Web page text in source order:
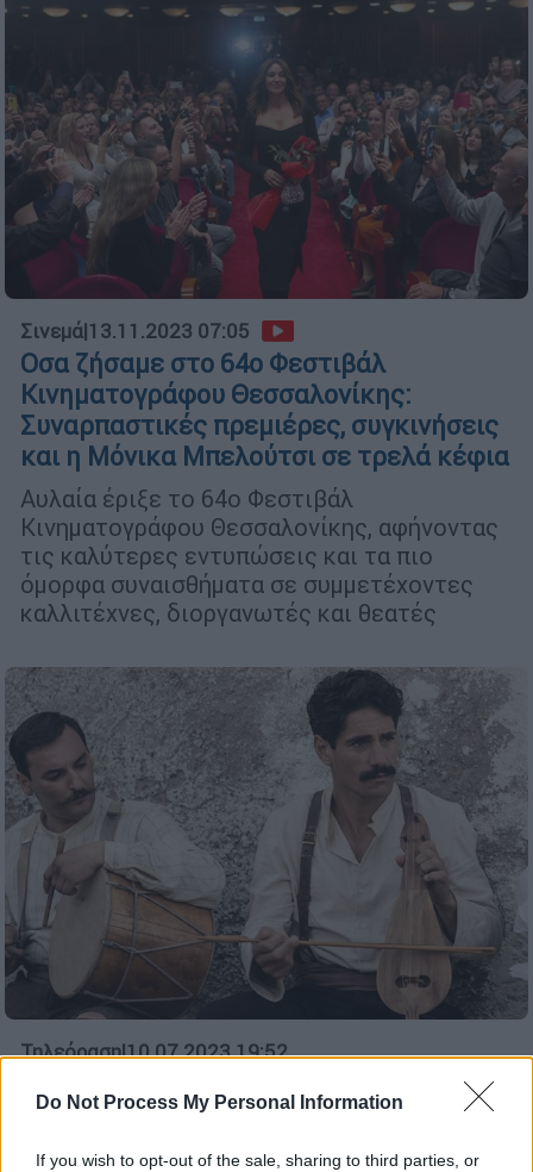
Do Not Process My Personal Information
If you wish to opt-out of the sale, sharing to third parties, or
Σινεμά|13.11.2023 07:05
Οσα ζήσαμε στο 64ο Φεστιβάλ
Κινηματογράφου Θεσσαλονίκης:
Συναρπαστικές πρεμιέρες, συγκινήσεις
και η Μόνικα Μπελούτσι σε τρελά κέφια
Αυλαία έριξε το 64ο Φεστιβάλ
Κινηματογράφου Θεσσαλονίκης, αφήνοντας
τις καλύτερες εντυπώσεις και τα πιο
όμορφα συναισθήματα σε συμμετέχοντες
καλλιτέχνες, διοργανωτές και θεατές
Τηλεόραση|10.07.2023 19:52
γυρίσματα της νέας σειράς «17
Κλωστές»